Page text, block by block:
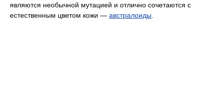
являются необычной мутацией и отлично сочетаются с
естественным цветом кожи — австралоиды